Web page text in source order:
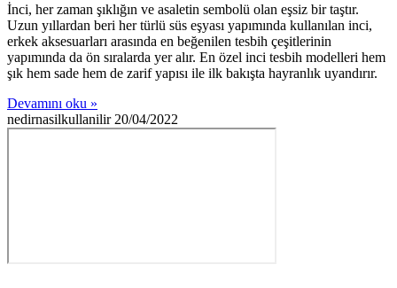
İnci, her zaman şıklığın ve asaletin sembolü olan eşsiz bir taştır.
Uzun yıllardan beri her türlü süs eşyası yapımında kullanılan inci,
erkek aksesuarları arasında en beğenilen tesbih çeşitlerinin
yapımında da ön sıralarda yer alır. En özel inci tesbih modelleri hem
şık hem sade hem de zarif yapısı ile ilk bakışta hayranlık uyandırır.
Devamını oku »
nedirnasilkullanilir 20/04/2022